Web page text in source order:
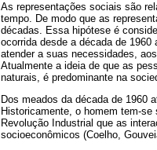
As representações sociais são
tempo. De modo que as
décadas. Essa hipótese é
ocorrida desde a década de
atender a suas necessidades,
Atualmente a ideia de que as
naturais, é predominante na
Dos meados da década de 1960
Historicamente, o homem tem-
Revolução Industrial que as
socioeconômicos (Coelho,